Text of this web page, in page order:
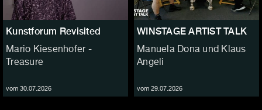
Kunstforum Revisited
Mario Kiesenhofer -
Treasure
vom 30.07.2026
WINSTAGE ARTIST TALK
Manuela Dona und Klaus
Angeli
vom 29.07.2026